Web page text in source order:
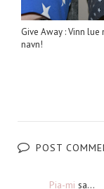
Give Away : Vinn lue
navn!
POST
Pia-mi sa...